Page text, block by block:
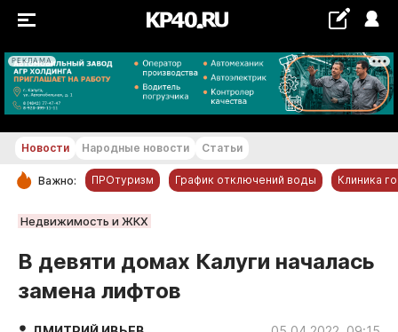
РЕКЛАМА
+20...+21 °С
РУБРИКИ
Новости компаний
Статьи
Новости Народные новости Статьи
Важно: ПРОтуризм График отключений воды Клиника
Недвижимость и ЖКХ
В девяти домах Калуги началась
замена лифтов